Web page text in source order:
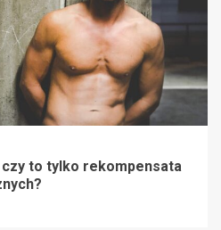
to tylko rekompensata